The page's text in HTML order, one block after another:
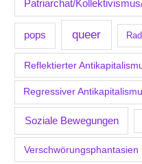
Patriarchat/
pops queer
Reflektierter
Regressiver
Soziale Bewegungen
Verschwörungsphantasien